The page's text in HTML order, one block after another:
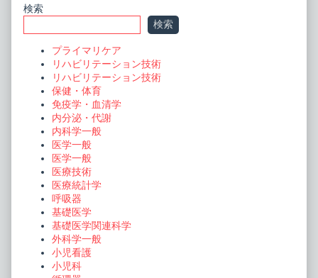
ビ
ゲ
Primary
Sidebar
検索
検索
プライマリケア
リハビリテーション技術
リハビリテーション技術
保健・体育
免疫学・血清学
内分泌・代謝
内科学一般
医学一般
医学一般
医療技術
医療統計学
呼吸器
基礎医学
基礎医学関連科学
外科学一般
小児看護
小児科